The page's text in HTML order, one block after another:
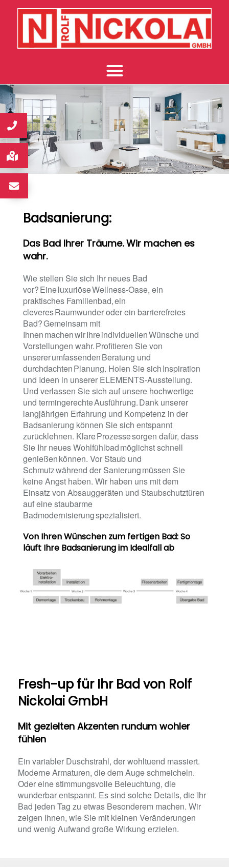
Badsanierung:
Das Bad Ihrer Träume. Wir machen es
wahr.
Wie stellen Sie sich Ihr neues Bad
vor? Eine luxuriöse Wellness-Oase, ein
praktisches Familienbad, ein
cleveres Raumwunder oder ein barrierefreies
Bad? Gemeinsam mit
Ihnen machen wir Ihre individuellen Wünsche und
Vorstellungen wahr. Profitieren Sie von
unserer umfassenden Beratung und
durchdachten Planung. Holen Sie sich Inspiration
und Ideen in unserer ELEMENTS-Ausstellung.
Und verlassen Sie sich auf unsere hochwertige
und termingerechte Ausführung. Dank unserer
langjährigen Erfahrung und Kompetenz in der
Badsanierung können Sie sich entspannt
zurücklehnen. Klare Prozesse sorgen dafür, dass
Sie Ihr neues Wohlfühlbad möglichst schnell
genießen können. Vor Staub und
Schmutz während der Sanierung müssen Sie
keine Angst haben. Wir haben uns mit dem
Einsatz von Absauggeräten und Staubschutztüren
auf eine staubarme
Badmodernisierung spezialisiert.
Von Ihren Wünschen zum fertigen Bad: So
läuft Ihre Badsanierung im Idealfall ab
Fresh-up für Ihr Bad von Rolf
Nickolai GmbH
Mit gezielten Akzenten rundum wohler
fühlen
Ein variabler Duschstrahl, der wohltuend massiert.
Moderne Armaturen, die dem Auge schmeicheln.
Oder eine stimmungsvolle Beleuchtung, die
wunderbar entspannt. Es sind solche Details, die Ihr
Bad jeden Tag zu etwas Besonderem machen. Wir
zeigen Ihnen, wie Sie mit kleinen Veränderungen
und wenig Aufwand große Wirkung erzielen.